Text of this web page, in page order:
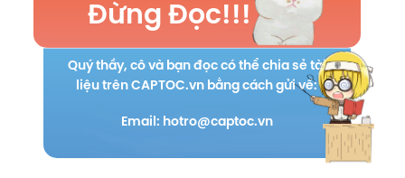
Đừng Đọc!!!
Quý thầy, cô và bạn đọc có thể chia sẻ tài
liệu trên CAPTOC.vn bằng cách gửi về:
Email: hotro@captoc.vn